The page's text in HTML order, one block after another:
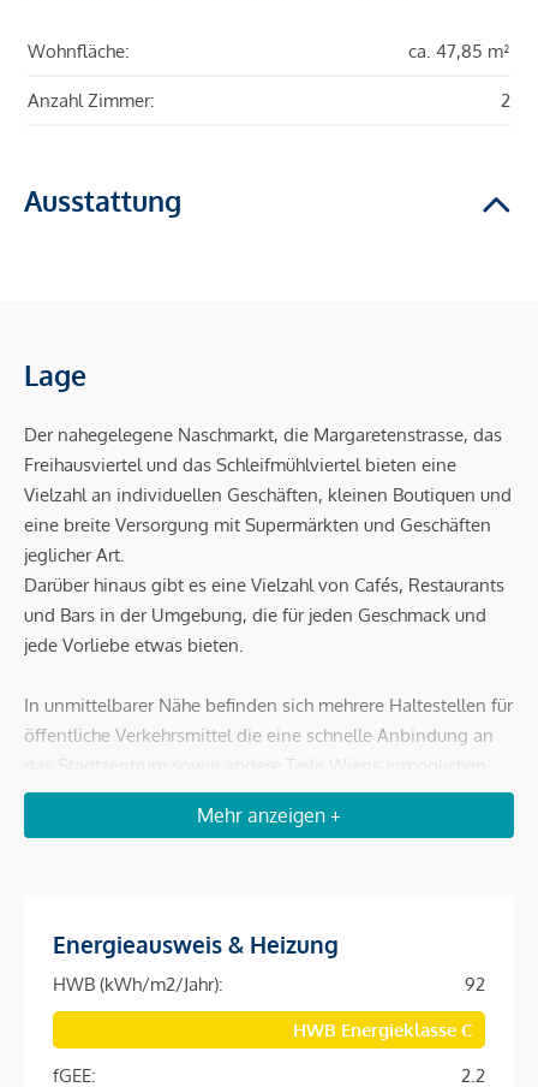
Wohnfläche: ca. 47,85 m²
Anzahl Zimmer: 2
Ausstattung
Lage
Der nahegelegene Naschmarkt, die Margaretenstrasse, das
Freihausviertel und das Schleifmühlviertel bieten eine
Vielzahl an individuellen Geschäften, kleinen Boutiquen und
eine breite Versorgung mit Supermärkten und Geschäften
jeglicher Art.
Darüber hinaus gibt es eine Vielzahl von Cafés, Restaurants
und Bars in der Umgebung, die für jeden Geschmack und
jede Vorliebe etwas bieten.
In unmittelbarer Nähe befinden sich mehrere Haltestellen für
öffentliche Verkehrsmittel die eine schnelle Anbindung an
das Stadtzentrum sowie andere Teile Wiens ermöglichen.
Zu den U-Bahn-Stationen U4 (Pilgramgasse oder
Beschreibung *
DAS PROJEKT
Mehr anzeigen +
Energieausweis & Heizung
HWB (kWh/m2/Jahr):
92
HWB Energieklasse C
fGEE:
2.2